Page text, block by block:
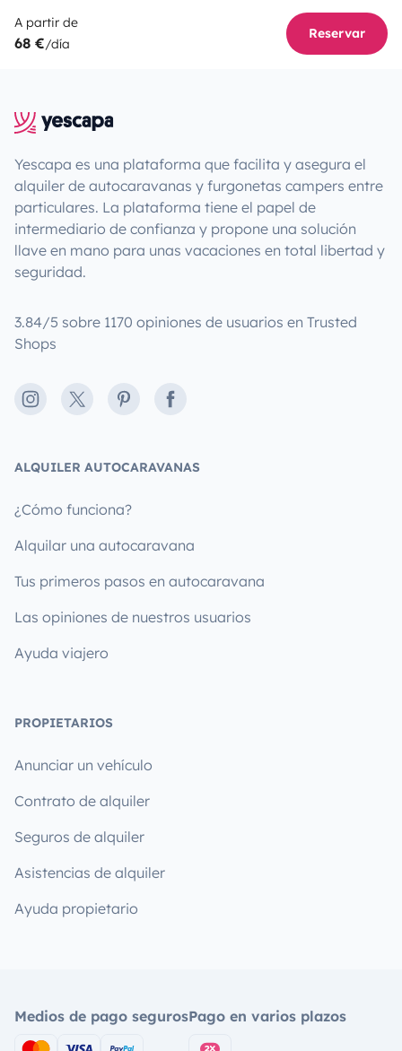
A partir de
68 €/día
Reservar
Yescapa es una plataforma que facilita y asegura el
alquiler de autocaravanas y furgonetas campers entre
particulares. La plataforma tiene el papel de
intermediario de confianza y propone una solución
llave en mano para unas vacaciones en total libertad y
seguridad.
3.84/5 sobre 1170 opiniones de usuarios en Trusted
Shops
Instagram
X PinterestFacebook
ALQUILER AUTOCARAVANAS
¿Cómo funciona?
Alquilar una autocaravana
Tus primeros pasos en autocaravana
Las opiniones de nuestros usuarios
Ayuda viajero
PROPIETARIOS
Anunciar un vehículo
Contrato de alquiler
Seguros de alquiler
Asistencias de alquiler
Ayuda propietario
Medios de pago segurosPago en varios plazos